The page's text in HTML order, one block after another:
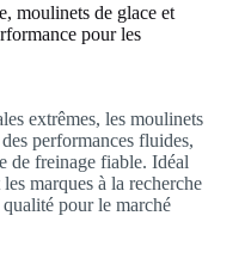
moulinets de glace et
pour les
extrêmes, les moulinets
performances fluides,
de freinage fiable. Idéal
marques à la recherche
pour le marché